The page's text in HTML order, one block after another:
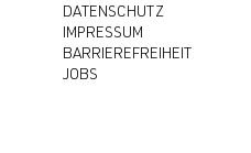
DATENSCHUTZ
IMPRESSUM
BARRIEREFREIHEIT
JOBS